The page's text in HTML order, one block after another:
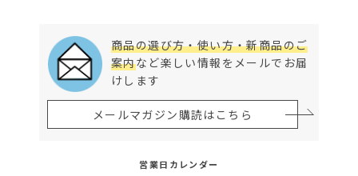
商品の選び方・使い方・新商品のご
案内など楽しい情報をメールでお届
けします
メールマガジン購読はこちら
営業日カレンダー